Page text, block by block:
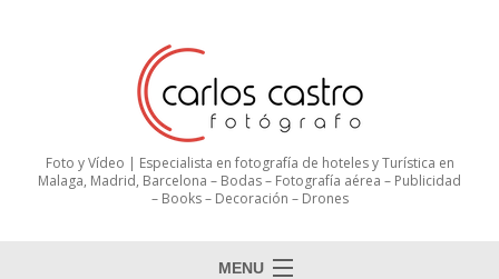
Foto y Vídeo | Especialista en fotografía de hoteles y Turística en
Malaga, Madrid, Barcelona – Bodas – Fotografía aérea – Publicidad
– Books – Decoración – Drones
MENU